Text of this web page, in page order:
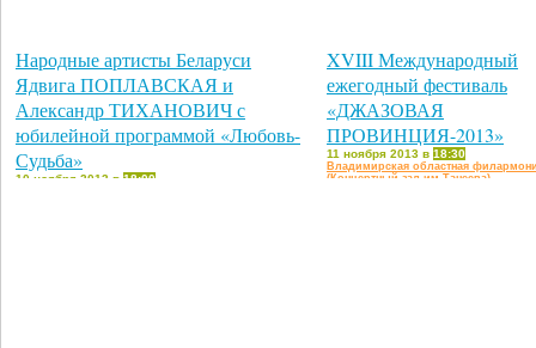
Народные артисты Беларуси
Ядвига ПОПЛАВСКАЯ и
Александр ТИХАНОВИЧ с
юбилейной программой «Любовь-
Судьба»
10 ноября 2013 в 18:00
XVIII Международный
ежегодный фестиваль
«ДЖАЗОВАЯ
ПРОВИНЦИЯ-2013»
11 ноября 2013 в 18:30
Владимирская областная
(Концертный зал им.Танеева)